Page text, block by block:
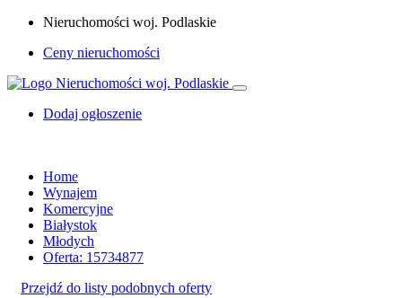
Nieruchomości woj. Podlaskie
Ceny nieruchomości
Dodaj ogłoszenie
Home
Wynajem
Komercyjne
Białystok
Młodych
Oferta: 15734877
Przejdź do listy podobnych oferty